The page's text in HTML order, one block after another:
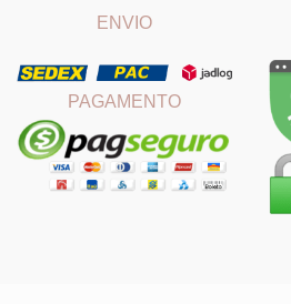
ENVIO
PAGAMENTO